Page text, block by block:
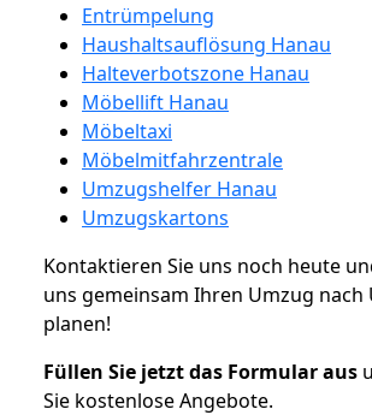
Entrümpelung
Haushaltsauflösung Hanau
Halteverbotszone Hanau
Möbellift Hanau
Möbeltaxi
Möbelmitfahrzentrale
Umzugshelfer Hanau
Umzugskartons
Kontaktieren Sie uns noch heute
uns gemeinsam Ihren Umzug nach
planen!
Füllen Sie jetzt das Formular aus
Sie kostenlose Angebote.